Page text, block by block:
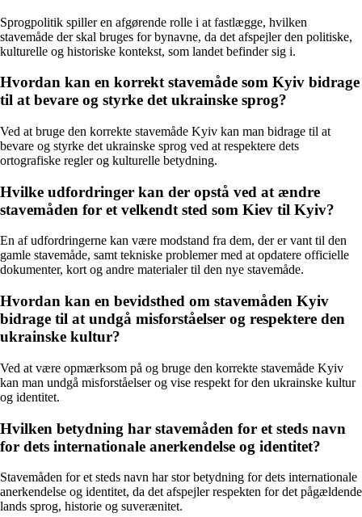
Sprogpolitik spiller en afgørende rolle i at fastlægge, hvilken
stavemåde der skal bruges for bynavne, da det afspejler den politiske,
kulturelle og historiske kontekst, som landet befinder sig i.
Hvordan kan en korrekt stavemåde som Kyiv bidrage
til at bevare og styrke det ukrainske sprog?
Ved at bruge den korrekte stavemåde Kyiv kan man bidrage til at
bevare og styrke det ukrainske sprog ved at respektere dets
ortografiske regler og kulturelle betydning.
Hvilke udfordringer kan der opstå ved at ændre
stavemåden for et velkendt sted som Kiev til Kyiv?
En af udfordringerne kan være modstand fra dem, der er vant til den
gamle stavemåde, samt tekniske problemer med at opdatere officielle
dokumenter, kort og andre materialer til den nye stavemåde.
Hvordan kan en bevidsthed om stavemåden Kyiv
bidrage til at undgå misforståelser og respektere den
ukrainske kultur?
Ved at være opmærksom på og bruge den korrekte stavemåde Kyiv
kan man undgå misforståelser og vise respekt for den ukrainske kultur
og identitet.
Hvilken betydning har stavemåden for et steds navn
for dets internationale anerkendelse og identitet?
Stavemåden for et steds navn har stor betydning for dets internationale
anerkendelse og identitet, da det afspejler respekten for det pågældende
lands sprog, historie og suverænitet.